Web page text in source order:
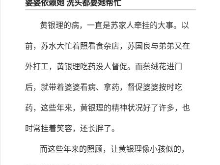
婆婆依赖她 洗头都要她帮忙
黄银理的病，一直是苏家人牵挂的大事。以
前，苏水大忙着照看食杂店，苏国良与弟弟又在
外打工，黄银理吃药没人督促。而蔡绒花进门
后，就带着婆婆看病、拿药，督促婆婆按时吃
药，这些年来，黄银理的精神状况好了许多，也
时常挂着笑容，还长胖了。
而这些年来的照顾，让黄银理像小孩似的，